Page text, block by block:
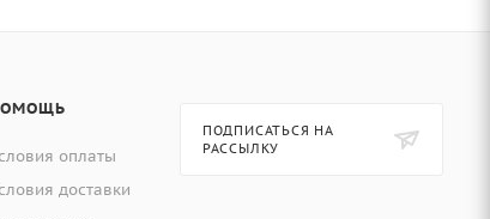
оплаты
доставки
ПОДПИСАТЬСЯ НА
РАССЫЛКУ